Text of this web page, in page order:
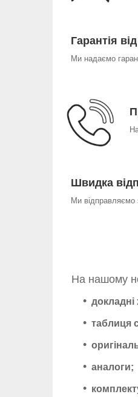
Гарантія
Ми надаємо
Швидка
Ми відправляємо
На нашому
докладні
таблиця
аналоги;